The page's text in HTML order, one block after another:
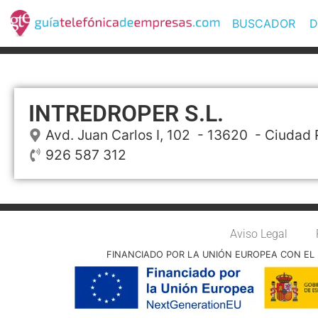
BUSCADOR
INTREDROPER S.L.
Avd. Juan Carlos I, 102 - 13620 - Ciudad
926 587 312
Aviso Legal
FINANCIADO POR LA UNIÓN EUROPEA CON